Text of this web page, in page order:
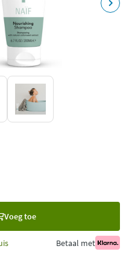
Voeg toe
Betaal met